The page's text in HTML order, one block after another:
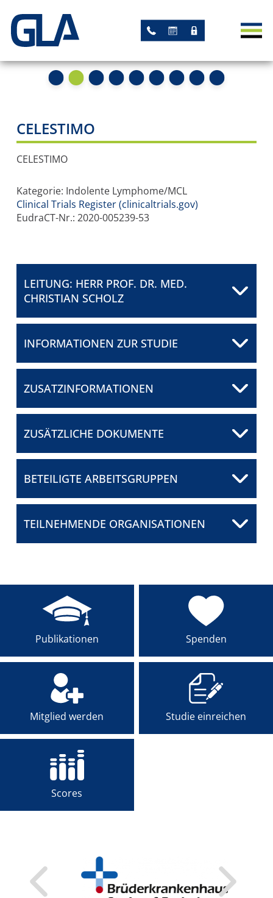
AKTUELLES
TERMINE
LEITUNG
REGISTER
FÜR PATIENTEN
ÜBER UNS
ORGANISATIONEN
SCORES
FÖRDERUNG
PROGRAMM
PREISE
CELESTIMO
CELESTIMO
Kategorie: Indolente Lymphome/MCL
Clinical Trials Register (clinicaltrials.gov)
EudraCT-Nr.: 2020-005239-53
LEITUNG: HERR PROF. DR. MED.
CHRISTIAN SCHOLZ
Christian Scholz
INFORMATIONEN ZUR STUDIE
ZUSATZINFORMATIONEN
ZUSÄTZLICHE DOKUMENTE
BETEILIGTE ARBEITSGRUPPEN
TEILNEHMENDE ORGANISATIONEN
Publikationen Spenden
Mitglied werden Studie einreichen
Scores